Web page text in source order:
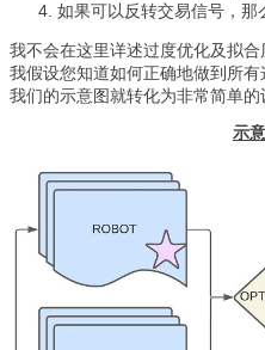
如果可以反转交易信号，那
我不会在这里详述过度优化及拟合
我假设您知道如何正确地做到所
我们的示意图就转化为非常简单的
示